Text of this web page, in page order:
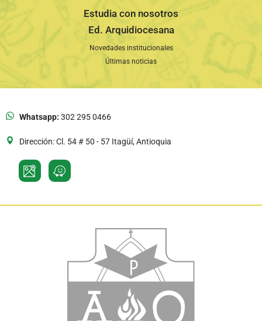
Estudia con nosotros
Ed. Arquidiocesana
Novedades institucionales
Últimas noticias
Whatsapp: 302 295 0466
Dirección: Cl. 54 # 50 - 57 Itagüí, Antioquia